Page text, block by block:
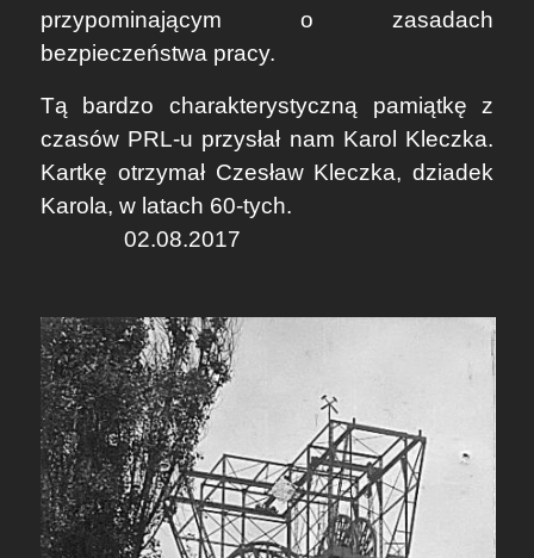
przypominającym o zasadach
bezpieczeństwa pracy.
​Tą bardzo charakterystyczną pamiątkę z
czasów PRL-u przysłał nam Karol Kleczka.
Kartkę otrzymał Czesław Kleczka, dziadek
Karola, w latach 60-tych.
02.08.2017